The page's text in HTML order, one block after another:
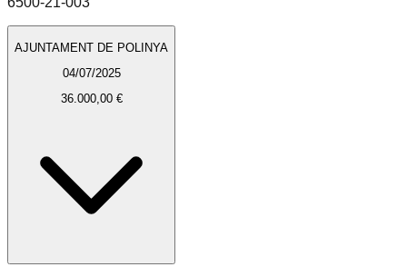
AJUNTAMENT DE POLINYA
04/07/2025
36.000,00 €